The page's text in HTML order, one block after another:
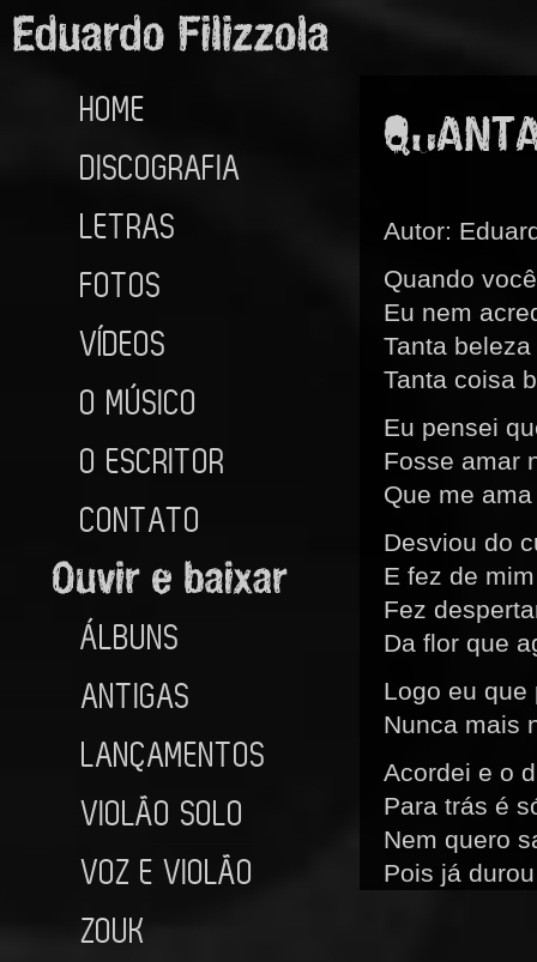
HOME
DISCOGRAFIA
LETRAS
FOTOS
VÍDEOS
O MÚSICO
O ESCRITOR
CONTATO
ÁLBUNS
ANTIGAS
LANÇAMENTOS
VIOLÃO SOLO
VOZ E VIOLÃO
ZOUK
Autor:
Quando
Eu nem
Tanta beleza
Tanta coisa
Eu pensei
Fosse amar
Que me
Desviou do
E fez de
Fez
Da flor que
Logo eu que
Nunca mais
Acordei e o
Para trás é
Nem quero
Pois já durou